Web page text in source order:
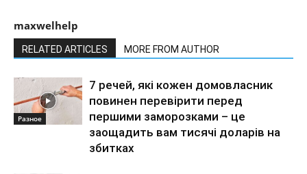
maxwelhelp
RELATED ARTICLES MORE FROM AUTHOR
Разное
7 речей, які кожен домовласник
повинен перевірити перед
першими заморозками – це
заощадить вам тисячі доларів на
збитках